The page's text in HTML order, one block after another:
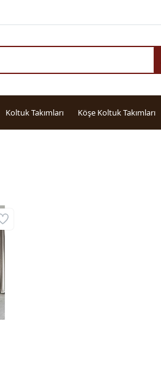
Koltuk Takımları Köşe Koltuk Takımları